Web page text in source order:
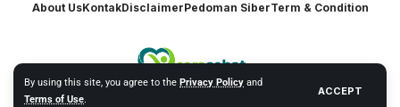
By using this site, you agree to the Privacy Policy and
Terms of Use.
ACCEPT
About UsKontakDisclaimerPedoman SiberTerm & Condition